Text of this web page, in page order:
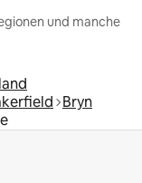
und manche
Bryn